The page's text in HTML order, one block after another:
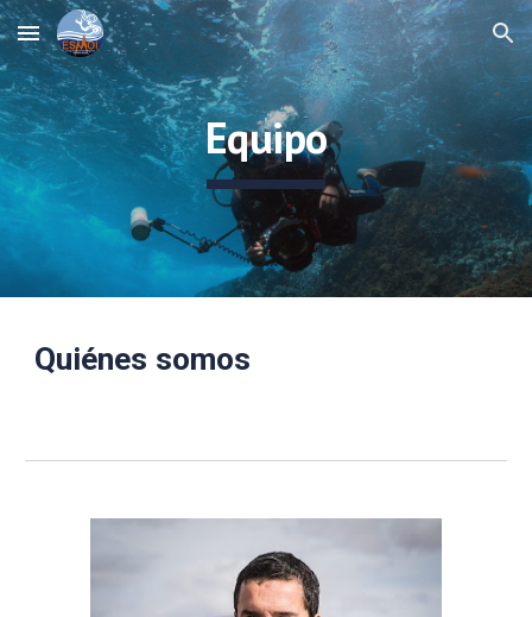
Skip to main content Skip to navigation
Equipo
Quiénes somos